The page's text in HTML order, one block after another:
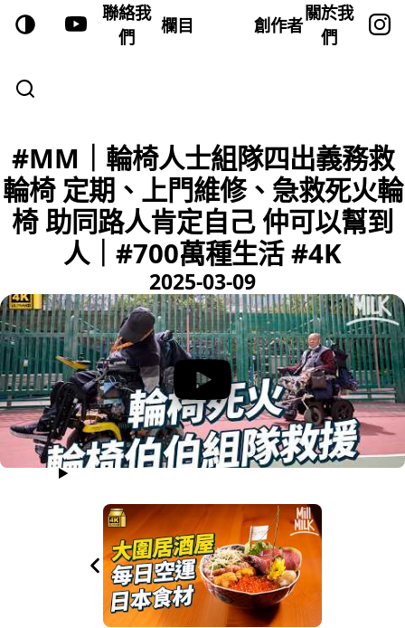
聯絡我
們
欄目 創作者
關於我
們
#MM｜輪椅人士組隊四出義務救
輪椅 定期、上門維修、急救死火輪
椅 助同路人肯定自己 仲可以幫到
人｜#700萬種生活 #4K
2025-03-09